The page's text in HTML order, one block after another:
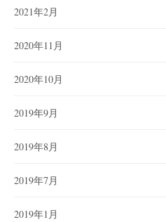
2021年2月
2020年11月
2020年10月
2019年9月
2019年8月
2019年7月
2019年1月